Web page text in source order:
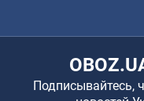
Подписывайтесь,